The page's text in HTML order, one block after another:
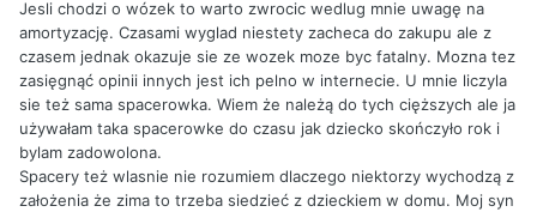
Jesli chodzi o wózek to warto zwrocic wedlug mnie uwagę na
amortyzację. Czasami wyglad niestety zacheca do zakupu ale z
czasem jednak okazuje sie ze wozek moze byc fatalny. Mozna tez
zasięgnąć opinii innych jest ich pelno w internecie. U mnie liczyla
sie też sama spacerowka. Wiem że należą do tych cięższych ale ja
używałam taka spacerowke do czasu jak dziecko skończyło rok i
bylam zadowolona.
Spacery też wlasnie nie rozumiem dlaczego niektorzy wychodzą z
założenia że zima to trzeba siedzieć z dzieckiem w domu. Moj syn